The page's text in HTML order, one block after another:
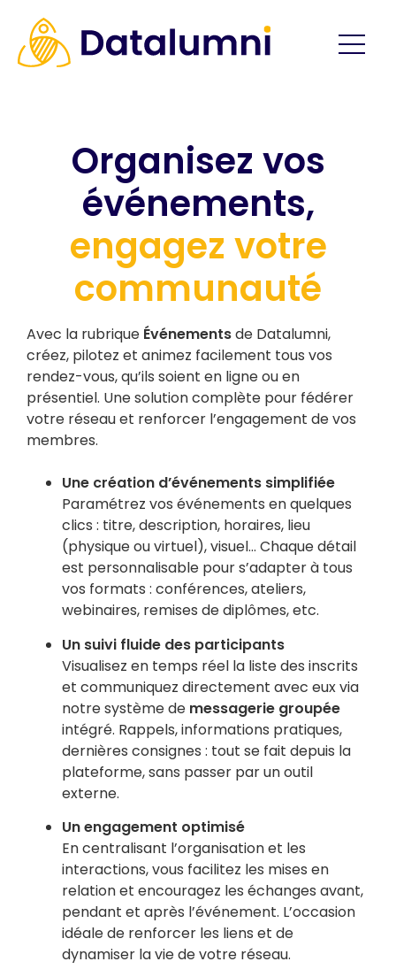
Organisez vos
événements,
engagez votre
communauté
Avec la rubrique Événementsde Datalumni,
créez, pilotez et animez facilement tous vos
rendez-vous, qu’ils soient en ligne ou en
présentiel. Une solution complète pour fédérer
votre réseau et renforcer l’engagement de vos
membres.
Une création d’événements simplifiée
Paramétrez vos événements en quelques
clics : titre, description, horaires, lieu
(physique ou virtuel), visuel… Chaque détail
est personnalisable pour s’adapter à tous
vos formats : conférences, ateliers,
webinaires, remises de diplômes, etc.
Un suivi fluide des participants
Visualisez en temps réel la liste des inscrits
et communiquez directement avec eux via
notre système de messagerie groupée
intégré. Rappels, informations pratiques,
dernières consignes : tout se fait depuis la
plateforme, sans passer par un outil
externe.
Un engagement optimisé
En centralisant l’organisation et les
interactions, vous facilitez les mises en
relation et encouragez les échanges avant,
pendant et après l’événement. L’occasion
idéale de renforcer les liens et de
dynamiser la vie de votre réseau.